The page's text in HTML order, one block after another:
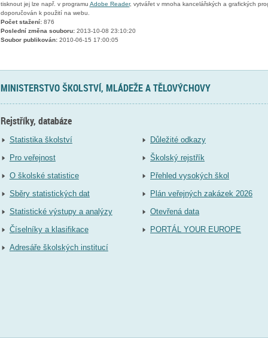
tisknout jej lze např. v programu Adobe Reader, vytvářet v mnoha kancelářských a grafických
doporučován k použití na webu.
Počet stažení:876
Poslední změna souboru:2013-10-08 23:10:20
Soubor publikován:2010-06-15 17:00:05
MINISTERSTVO ŠKOLSTVÍ, MLÁDEŽE A TĚLOVÝCHOVY
Rejstříky, databáze
Statistika školství
Pro veřejnost
O školské statistice
Sběry statistických dat
Statistické výstupy a analýzy
Číselníky a klasifikace
Adresáře školských institucí
Důležité odkazy
Školský rejstřík
Přehled vysokých škol
Plán veřejných zakázek 2026
Otevřená data
PORTÁL YOUR EUROPE